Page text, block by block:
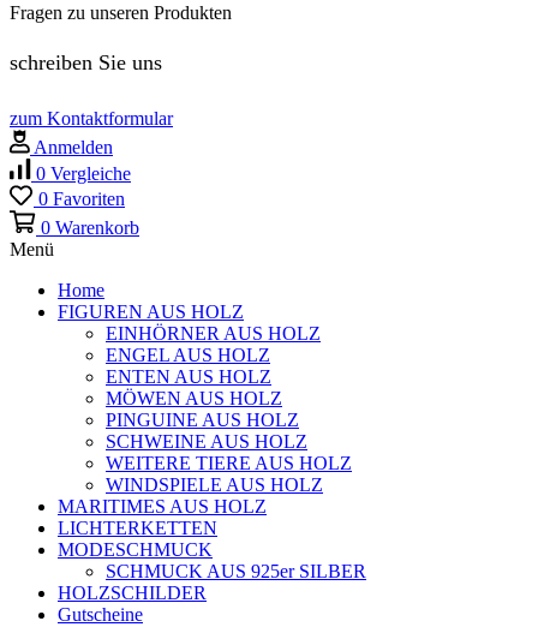
Fragen zu unseren Produkten
schreiben Sie uns
zum Kontaktformular
Anmelden
0 Vergleiche
0 Favoriten
0 Warenkorb
Menü
Home
FIGUREN AUS HOLZ
EINHÖRNER AUS HOLZ
ENGEL AUS HOLZ
ENTEN AUS HOLZ
MÖWEN AUS HOLZ
PINGUINE AUS HOLZ
SCHWEINE AUS HOLZ
WEITERE TIERE AUS HOLZ
WINDSPIELE AUS HOLZ
MARITIMES AUS HOLZ
LICHTERKETTEN
MODESCHMUCK
SCHMUCK AUS 925er SILBER
HOLZSCHILDER
Gutscheine